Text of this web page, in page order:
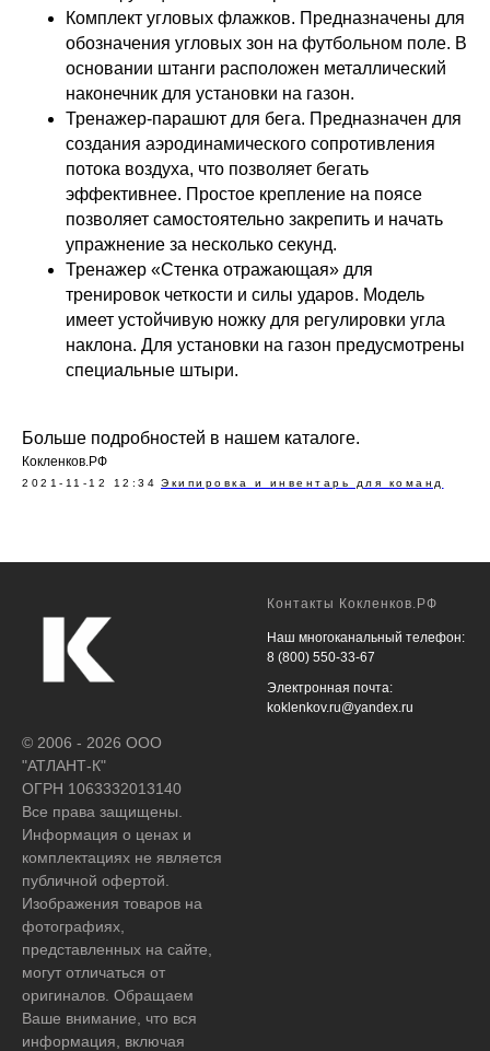
Комплект угловых флажков. Предназначены для
обозначения угловых зон на футбольном поле. В
основании штанги расположен металлический
наконечник для установки на газон.
Тренажер-парашют для бега. Предназначен для
создания аэродинамического сопротивления
потока воздуха, что позволяет бегать
эффективнее. Простое крепление на поясе
позволяет самостоятельно закрепить и начать
упражнение за несколько секунд.
Тренажер «Стенка отражающая» для
тренировок четкости и силы ударов. Модель
имеет устойчивую ножку для регулировки угла
наклона. Для установки на газон предусмотрены
специальные штыри.
Больше подробностей в нашем каталоге.
Кокленков.РФ
2021-11-12 12:34 Экипировка и инвентарь для команд
© 2006 - 2026 ООО
"АТЛАНТ-К"
ОГРН 1063332013140
Все права защищены.
Информация о ценах и
комплектациях не является
публичной офертой.
Изображения товаров на
фотографиях,
представленных на сайте,
могут отличаться от
оригиналов. Обращаем
Ваше внимание, что вся
информация, включая
Контакты Кокленков.РФ
Наш многоканальный телефон:
8 (800) 550-33-67
Электронная почта:
koklenkov.ru@yandex.ru